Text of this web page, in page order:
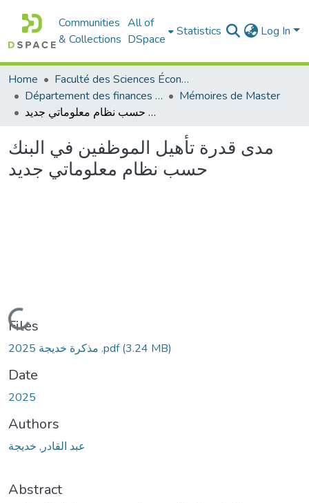
Communities
& Collections
All of
DSpace
Statistics Log In
Home
Faculté des Sciences Économiques Commerciales et des Sciences de Gestion
Département des finances et de comptabilité
Mémoires de Master
مدى قدرة تأهيل الموظفين في البنك حسب نظام معلوماتي جديد
مدى قدرة تأهيل الموظفين في البنك
حسب نظام معلوماتي جديد
Loading...
Files
مذكرة خديجة 2025 .pdf(3.24 MB)
Date
2025
Authors
عبد القادر, خديجة
Abstract